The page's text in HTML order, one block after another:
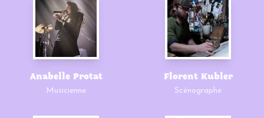
Anabelle Protat
Musicienne
Florent Kubler
Scénographe